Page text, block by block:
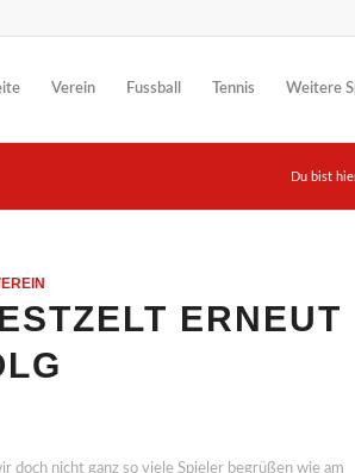
Verein Fussball Tennis Weitere
Du bist
ERNEUT
doch nicht ganz so viele Spieler begrüßen wie am